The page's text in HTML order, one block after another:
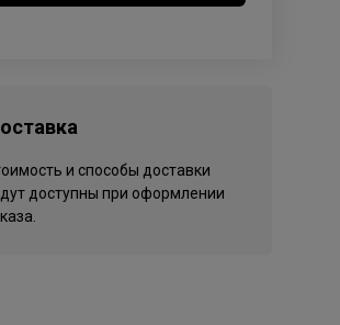
и способы доставки
доступны при оформлении